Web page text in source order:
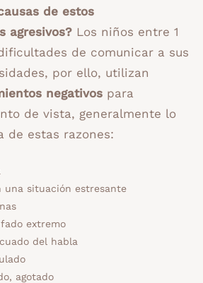
de estos
agresivos? Los niños entre 1
de comunicar a sus
por ello, utilizan
negativos para
de vista, generalmente lo
de estas razones:
una situación estresante
extremo
del habla
agotado